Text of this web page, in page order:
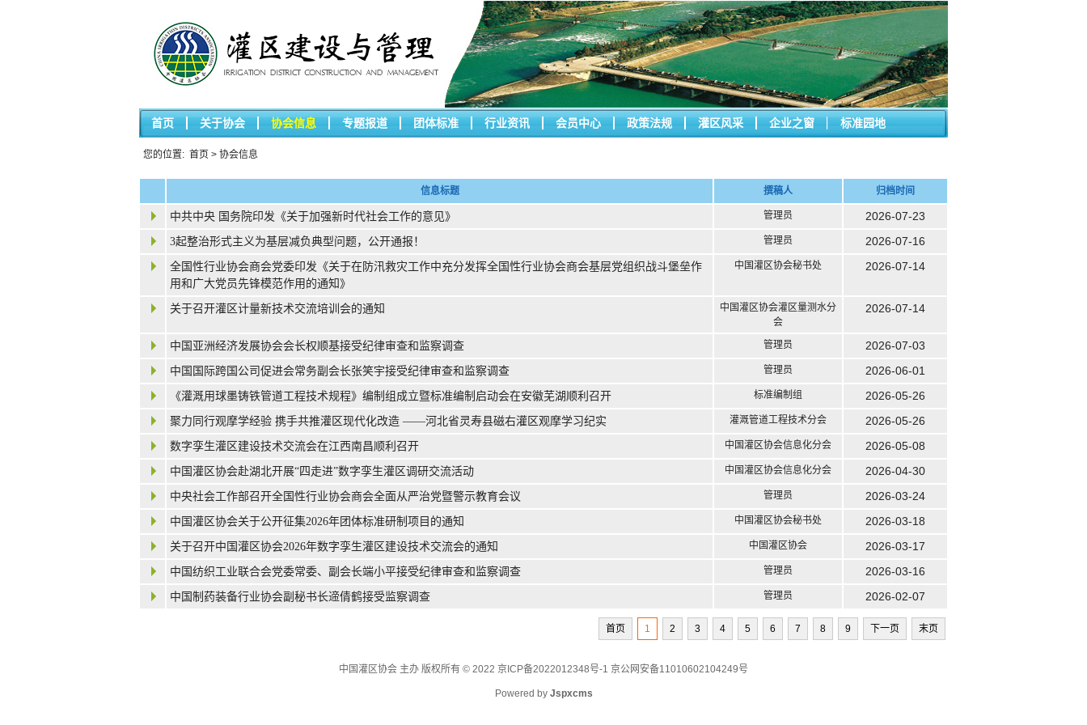
首页 关于协会 协会信息 专题报道 团体标准 行业资讯 会员中心 政策法规 灌区风采 企业之窗 标准园地
您的位置: 首页 > 协会信息
信息标题 撰稿人 归档时间
中共中央 国务院印发《关于加强新时代社会工作的意见》 管理员 2026-07-23
3起整治形式主义为基层减负典型问题，公开通报！ 管理员 2026-07-16
全国性行业协会商会党委印发《关于在防汛救灾工作中充分发挥全国性行业协会商会基层党组织战斗堡垒作
用和广大党员先锋模范作用的通知》
中国灌区协会秘书处 2026-07-14
关于召开灌区计量新技术交流培训会的通知
中国灌区协会灌区量测水分
会
2026-07-14
中国亚洲经济发展协会会长权顺基接受纪律审查和监察调查 管理员 2026-07-03
中国国际跨国公司促进会常务副会长张笑宇接受纪律审查和监察调查 管理员 2026-06-01
《灌溉用球墨铸铁管道工程技术规程》编制组成立暨标准编制启动会在安徽芜湖顺利召开 标准编制组 2026-05-26
聚力同行观摩学经验 携手共推灌区现代化改造 ——河北省灵寿县磁右灌区观摩学习纪实 灌溉管道工程技术分会 2026-05-26
数字孪生灌区建设技术交流会在江西南昌顺利召开 中国灌区协会信息化分会 2026-05-08
中国灌区协会赴湖北开展“四走进”数字孪生灌区调研交流活动 中国灌区协会信息化分会 2026-04-30
中央社会工作部召开全国性行业协会商会全面从严治党暨警示教育会议 管理员 2026-03-24
中国灌区协会关于公开征集2026年团体标准研制项目的通知 中国灌区协会秘书处 2026-03-18
关于召开中国灌区协会2026年数字孪生灌区建设技术交流会的通知 中国灌区协会 2026-03-17
中国纺织工业联合会党委常委、副会长端小平接受纪律审查和监察调查 管理员 2026-03-16
中国制药装备行业协会副秘书长遆倩鹤接受监察调查 管理员 2026-02-07
首页 1 2 3 4 5 6 7 8 9 下一页 末页
中国灌区协会 主办 版权所有 © 2022 京ICP备2022012348号-1 京公网安备11010602104249号
Powered by Jspxcms